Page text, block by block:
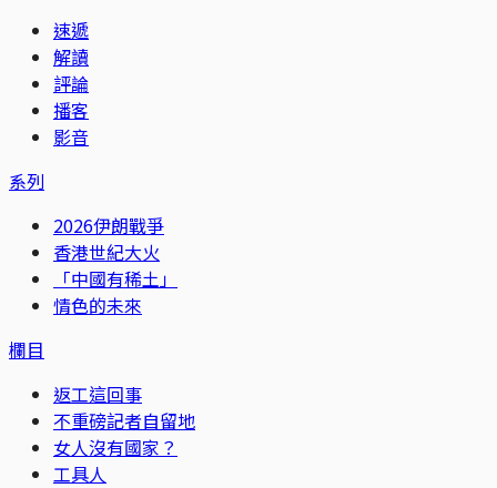
速遞
解讀
評論
播客
影音
系列
2026伊朗戰爭
香港世紀大火
「中國有稀土」
情色的未來
欄目
返工這回事
不重磅記者自留地
女人沒有國家？
工具人